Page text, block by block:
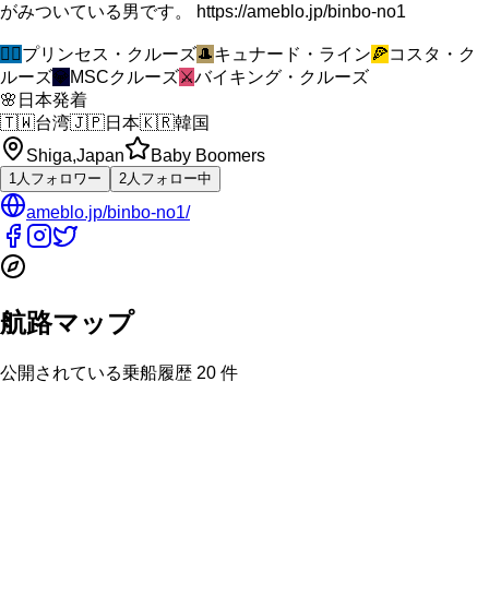
がみついている男です。 https://ameblo.jp/binbo-no1
🧜‍♀️プリンセス・クルーズ🎩キュナード・ライン🍕コスタ・ク
ルーズ💎MSCクルーズ⚔️バイキング・クルーズ
🌸 日本発着
🇹🇼台湾🇯🇵日本🇰🇷韓国
Shiga,Japan
Baby Boomers
1 人 フォロワー 2 人 フォロー中
ameblo.jp/binbo-no1/
航路マップ
公開されている乗船履歴 20 件